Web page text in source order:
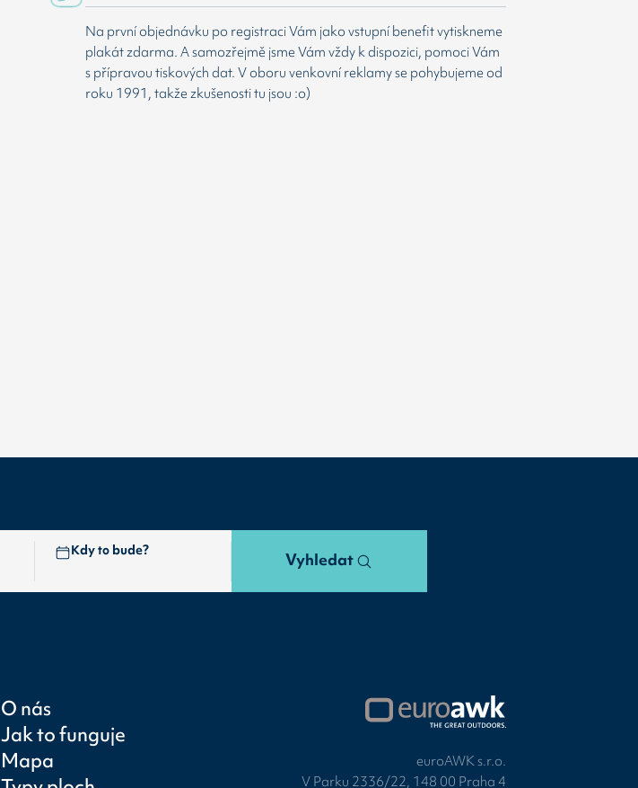
Na první objednávku po registraci Vám jako vstupní benefit vytiskneme
plakát zdarma. A samozřejmě jsme Vám vždy k dispozici, pomoci Vám
s přípravou tiskových dat. V oboru venkovní reklamy se pohybujeme od
roku 1991, takže zkušenosti tu jsou :o)
Kdy to bude? Vyhledat
O nás
Jak to funguje
Mapa
euroAWK s.r.o.
V Parku 2336/22, 148 00 Praha 4